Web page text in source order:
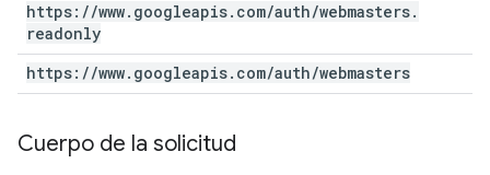
https: //www. googleapis. com/auth/webmasters.
readonly
https: //www. googleapis. com/auth/webmasters
Cuerpo de la solicitud